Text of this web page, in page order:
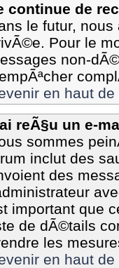
continue de
le futur,
Pour le
non-
en haut de
reÃ§u un e-
sommes
inclut des
des
important que
de dÃ©tails
les
en haut de